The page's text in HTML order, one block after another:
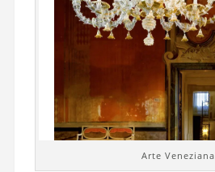
Arte Veneziana